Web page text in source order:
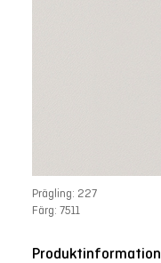
Prägling: 227
Färg: 7511
Produktinformation